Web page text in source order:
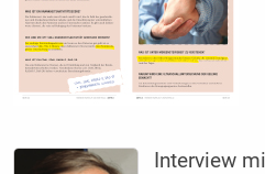
Interview